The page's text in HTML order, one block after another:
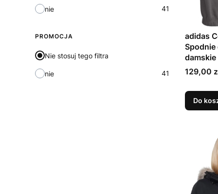
nie 41
PROMOCJA
Nie stosuj tego filtra
nie 41
adidas
Spodnie
damskie
Cena
129,00
Do